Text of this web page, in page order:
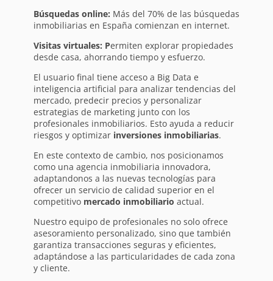
Búsquedas online: Más del 70% de las búsquedas
inmobiliarias en España comienzan en internet.
Visitas virtuales: Permiten explorar propiedades
desde casa, ahorrando tiempo y esfuerzo.
El usuario final tiene acceso a Big Data e
inteligencia artificial para analizar tendencias del
mercado, predecir precios y personalizar
estrategias de marketing junto con los
profesionales inmobiliarios. Esto ayuda a reducir
riesgos y optimizarinversiones inmobiliarias.
En este contexto de cambio, nos posicionamos
como una agencia inmobiliaria innovadora,
adaptandonos a las nuevas tecnologías para
ofrecer un servicio de calidad superior en el
competitivo mercado inmobiliario actual.
Nuestro equipo de profesionales no solo ofrece
asesoramiento personalizado, sino que también
garantiza transacciones seguras y eficientes,
adaptándose a las particularidades de cada zona
y cliente.